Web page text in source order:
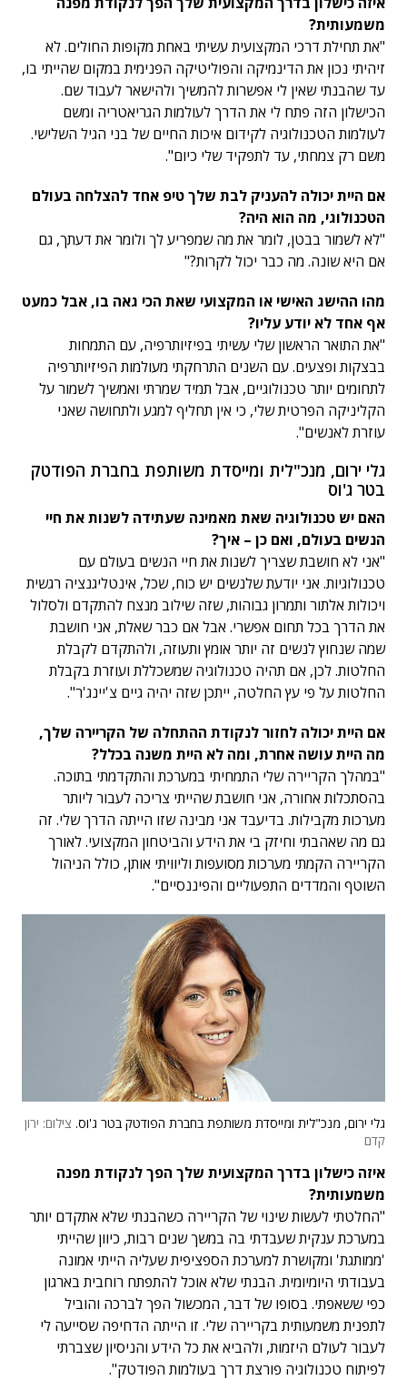
משמעותית?
"את תחילת דרכי המקצועית עשיתי באחת מקופות החולים. לא
זיהיתי נכון את הדינמיקה והפוליטיקה הפנימית במקום שהייתי בו,
עד שהבנתי שאין לי אפשרות להמשיך ולהישאר לעבוד שם.
הכישלון הזה פתח לי את הדרך לעולמות הגריאטריה ומשם
לעולמות הטכנולוגיה לקידום איכות החיים של בני הגיל השלישי.
משם רק צמחתי, עד לתפקיד שלי כיום".
אם היית יכולה להעניק לבת שלך טיפ אחד להצלחה בעולם
הטכנולוגי, מה הוא היה?
"לא לשמור בבטן, לומר את מה שמפריע לך ולומר את דעתך, גם
אם היא שונה. מה כבר יכול לקרות?"
מהו ההישג האישי או המקצועי שאת הכי גאה בו, אבל כמעט
אף אחד לא יודע עליו?
"את התואר הראשון שלי עשיתי בפיזיותרפיה, עם התמחות
בבצקות ופצעים. עם השנים התרחקתי מעולמות הפיזיותרפיה
לתחומים יותר טכנולוגיים, אבל תמיד שמרתי ואמשיך לשמור על
הקליניקה הפרטית שלי, כי אין תחליף למגע ולתחושה שאני
עוזרת לאנשים".
גלי ירום, מנכ"לית ומייסדת משותפת בחברת הפודטק
בטר ג'וס
האם יש טכנולוגיה שאת מאמינה שעתידה לשנות את חיי
הנשים בעולם, ואם כן – איך?
"אני לא חושבת שצריך לשנות את חיי הנשים בעולם עם
טכנולוגיות. אני יודעת שלנשים יש כוח, שכל, אינטליגנציה רגשית
ויכולות אלתור ותמרון גבוהות, שזה שילוב מנצח להתקדם ולסלול
את הדרך בכל תחום אפשרי. אבל אם כבר שאלת, אני חושבת
שמה שנחוץ לנשים זה יותר אומץ ותעוזה, ולהתקדם לקבלת
החלטות. לכן, אם תהיה טכנולוגיה שמשכללת ועוזרת בקבלת
החלטות על פי עץ החלטה, ייתכן שזה יהיה גיים צ'יינג'ר".
אם היית יכולה לחזור לנקודת ההתחלה של הקריירה שלך,
מה היית עושה אחרת, ומה לא היית משנה בכלל?
"במהלך הקריירה שלי התמחיתי במערכת והתקדמתי בתוכה.
בהסתכלות אחורה, אני חושבת שהייתי צריכה לעבור ליותר
מערכות מקבילות. בדיעבד אני מבינה שזו הייתה הדרך שלי. זה
גם מה שאהבתי וחיזק בי את הידע והביטחון המקצועי. לאורך
הקריירה הקמתי מערכות מסועפות וליוויתי אותן, כולל הניהול
השוטף והמדדים התפעוליים והפיננסיים".
גלי ירום, מנכ"לית ומייסדת משותפת בחברת הפודטק בטר ג'וס. צילום: ירון
קדם
איזה כישלון בדרך המקצועית שלך הפך לנקודת מפנה
משמעותית?
"החלטתי לעשות שינוי של הקריירה כשהבנתי שלא אתקדם יותר
במערכת ענקית שעבדתי בה במשך שנים רבות, כיוון שהייתי
'ממותגת' ומקושרת למערכת הספציפית שעליה הייתי אמונה
בעבודתי היומיומית. הבנתי שלא אוכל להתפתח רוחבית בארגון
כפי ששאפתי. בסופו של דבר, המכשול הפך לברכה והוביל
לתפנית משמעותית בקריירה שלי. זו הייתה הדחיפה שסייעה לי
לעבור לעולם היזמות, ולהביא את כל הידע והניסיון שצברתי
לפיתוח טכנולוגיה פורצת דרך בעולמות הפודטק".